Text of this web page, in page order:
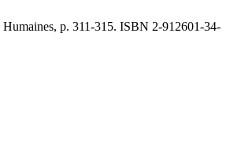
Humaines, p. 311-315. ISBN 2-912601-34-